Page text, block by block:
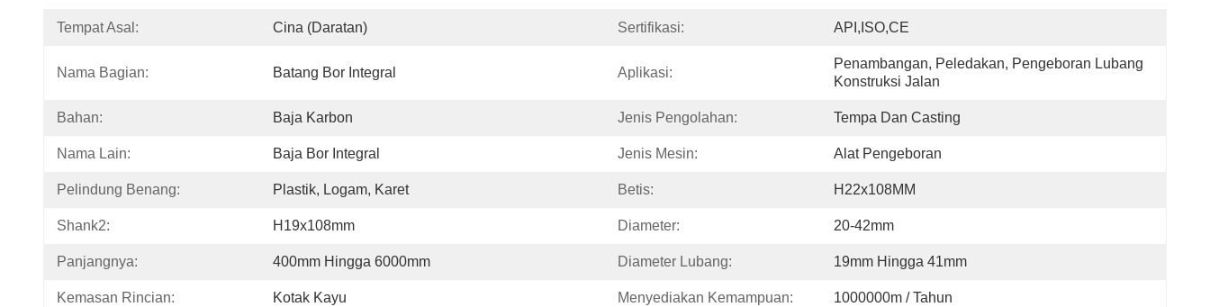
Tempat Asal: Cina (daratan) Sertifikasi: API,ISO,CE
Nama Bagian: Batang Bor Integral Aplikasi:
Penambangan, Peledakan, Pengeboran Lubang
Konstruksi Jalan
Bahan: Baja Karbon Jenis Pengolahan: Tempa Dan Casting
Nama Lain: Baja Bor Integral Jenis Mesin: Alat Pengeboran
Pelindung Benang: Plastik, Logam, Karet Betis: H22x108MM
Shank2: H19x108mm Diameter: 20-42mm
Panjangnya: 400mm Hingga 6000mm Diameter Lubang: 19mm Hingga 41mm
Kemasan Rincian: Kotak Kayu Menyediakan Kemampuan: 1000000m / Tahun